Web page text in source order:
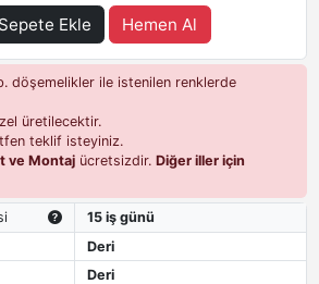
Sepete Ekle Hemen Al
döşemelikler ile istenilen renklerde
üretilecektir.
teklif isteyiniz.
ve Montajücretsizdir. Diğer iller için
15 iş günü
Deri
Deri